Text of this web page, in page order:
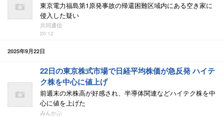
東京電力福島第1原発事故の帰還困難区域内にある空き家に
侵入した疑い
共同通信
20:12
2025年9月22日
22日の東京株式市場で日経平均株価が急反発 ハイテ
ク株を中心に値上げ
前週末の米株高が好感され、半導体関連などハイテク株を中
心に値を上げた
みんかぶ